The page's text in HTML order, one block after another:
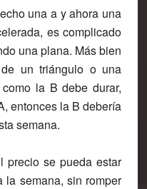
una a y ahora una
es complicado
una plana. Más bien
un triángulo o una
la B debe durar,
entonces la B debería
semana.
precio se pueda estar
la semana, sin romper